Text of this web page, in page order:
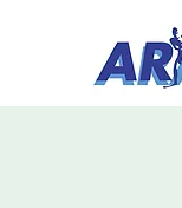
Inici